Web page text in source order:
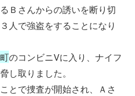
Ｂさんからの誘いを断り切
人で強盗をすることになり
のコンビニVに入り、ナイフ
し取りました。
とで捜査が開始され、Ａさ